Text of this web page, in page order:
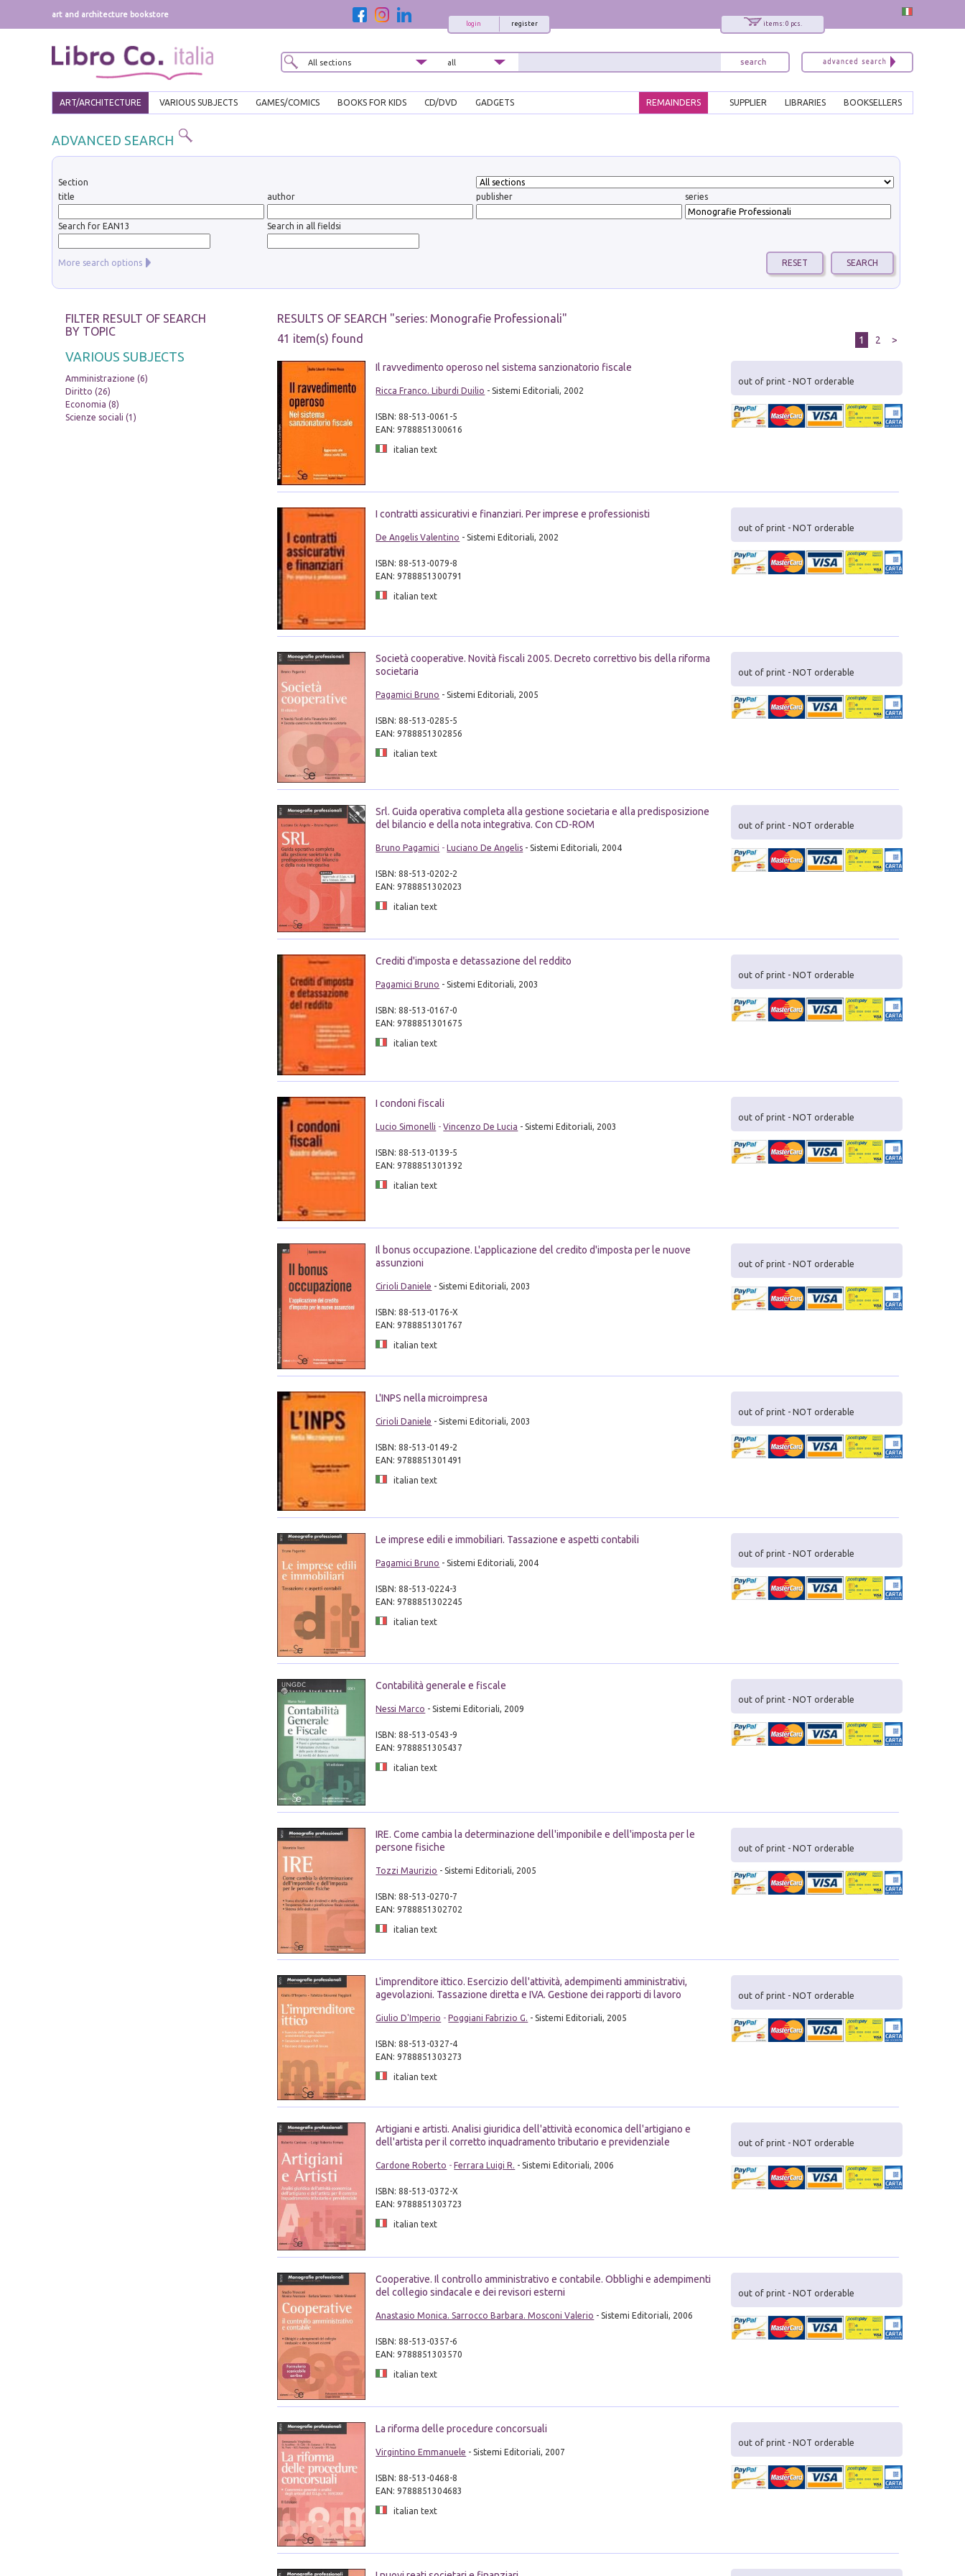
art and architecture bookstore
items: 0 pcs.
register
login
ART/ARCHITECTURE VARIOUS SUBJECTS GAMES/COMICS BOOKS FOR KIDS CD/DVD GADGETS BOOKSELLERS
LIBRARIES
SUPPLIER
REMAINDERS
ADVANCED SEARCH
Section
title
author publisher series
Search for EAN13 Search in all fieldsi
More search options
FILTER RESULT OF SEARCH
BY TOPIC
VARIOUS SUBJECTS
Amministrazione (6)
Diritto (26)
Economia (8)
Scienze sociali (1)
RESULTS OF SEARCH "series: Monografie Professionali"
41 item(s) found
1 2 >
Il ravvedimento operoso nel sistema sanzionatorio fiscale
Ricca Franco. Liburdi Duilio - Sistemi Editoriali, 2002
ISBN: 88-513-0061-5
EAN: 9788851300616
italian text
out of print - NOT orderable
I contratti assicurativi e finanziari. Per imprese e professionisti
De Angelis Valentino - Sistemi Editoriali, 2002
ISBN: 88-513-0079-8
EAN: 9788851300791
italian text
out of print - NOT orderable
Società cooperative. Novità fiscali 2005. Decreto correttivo bis della riforma
societaria
Pagamici Bruno - Sistemi Editoriali, 2005
ISBN: 88-513-0285-5
EAN: 9788851302856
italian text
out of print - NOT orderable
Srl. Guida operativa completa alla gestione societaria e alla predisposizione
del bilancio e della nota integrativa. Con CD-ROM
Bruno Pagamici -Luciano De Angelis - Sistemi Editoriali, 2004
ISBN: 88-513-0202-2
EAN: 9788851302023
italian text
out of print - NOT orderable
Crediti d'imposta e detassazione del reddito
Pagamici Bruno - Sistemi Editoriali, 2003
ISBN: 88-513-0167-0
EAN: 9788851301675
italian text
out of print - NOT orderable
I condoni fiscali
Lucio Simonelli -Vincenzo De Lucia - Sistemi Editoriali, 2003
ISBN: 88-513-0139-5
EAN: 9788851301392
italian text
out of print - NOT orderable
Il bonus occupazione. L'applicazione del credito d'imposta per le nuove
assunzioni
Cirioli Daniele - Sistemi Editoriali, 2003
ISBN: 88-513-0176-X
EAN: 9788851301767
italian text
out of print - NOT orderable
L'INPS nella microimpresa
Cirioli Daniele - Sistemi Editoriali, 2003
ISBN: 88-513-0149-2
EAN: 9788851301491
italian text
out of print - NOT orderable
Le imprese edili e immobiliari. Tassazione e aspetti contabili
Pagamici Bruno - Sistemi Editoriali, 2004
ISBN: 88-513-0224-3
EAN: 9788851302245
italian text
out of print - NOT orderable
Contabilità generale e fiscale
Nessi Marco - Sistemi Editoriali, 2009
ISBN: 88-513-0543-9
EAN: 9788851305437
italian text
out of print - NOT orderable
IRE. Come cambia la determinazione dell'imponibile e dell'imposta per le
persone fisiche
Tozzi Maurizio - Sistemi Editoriali, 2005
ISBN: 88-513-0270-7
EAN: 9788851302702
italian text
out of print - NOT orderable
L'imprenditore ittico. Esercizio dell'attività, adempimenti amministrativi,
agevolazioni. Tassazione diretta e IVA. Gestione dei rapporti di lavoro
Giulio D'Imperio - Poggiani Fabrizio G. - Sistemi Editoriali, 2005
ISBN: 88-513-0327-4
EAN: 9788851303273
italian text
out of print - NOT orderable
Artigiani e artisti. Analisi giuridica dell'attività economica dell'artigiano e
dell'artista per il corretto inquadramento tributario e previdenziale
Cardone Roberto - Ferrara Luigi R. - Sistemi Editoriali, 2006
ISBN: 88-513-0372-X
EAN: 9788851303723
italian text
out of print - NOT orderable
Cooperative. Il controllo amministrativo e contabile. Obblighi e adempimenti
del collegio sindacale e dei revisori esterni
Anastasio Monica. Sarrocco Barbara. Mosconi Valerio - Sistemi Editoriali, 2006
ISBN: 88-513-0357-6
EAN: 9788851303570
italian text
out of print - NOT orderable
La riforma delle procedure concorsuali
Virgintino Emmanuele - Sistemi Editoriali, 2007
ISBN: 88-513-0468-8
EAN: 9788851304683
italian text
out of print - NOT orderable